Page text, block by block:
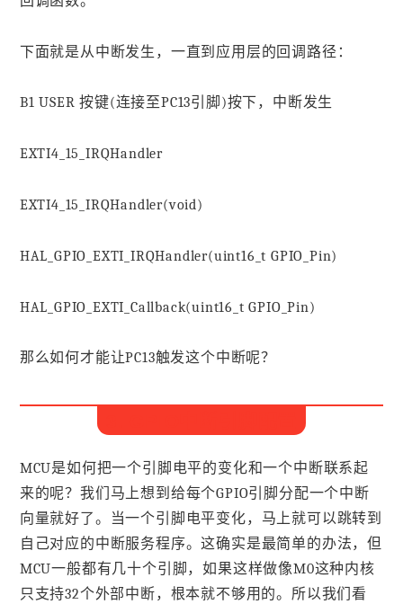
下面就是从中断发生，一直到应用层的回调路径：
B1 USER 按键(连接至PC13引脚)按下，中断发生
EXTI4_15_IRQHandler
EXTI4_15_IRQHandler(void)
HAL_GPIO_EXTI_IRQHandler(uint16_t GPIO_Pin)
HAL_GPIO_EXTI_Callback(uint16_t GPIO_Pin)
那么如何才能让PC13触发这个中断呢？
MCU是如何把一个引脚电平的变化和一个中断联系起
来的呢？我们马上想到给每个GPIO引脚分配一个中断
向量就好了。当一个引脚电平变化，马上就可以跳转到
自己对应的中断服务程序。这确实是最简单的办法，但
MCU一般都有几十个引脚，如果这样做像M0这种内核
只支持32个外部中断，根本就不够用的。所以我们看